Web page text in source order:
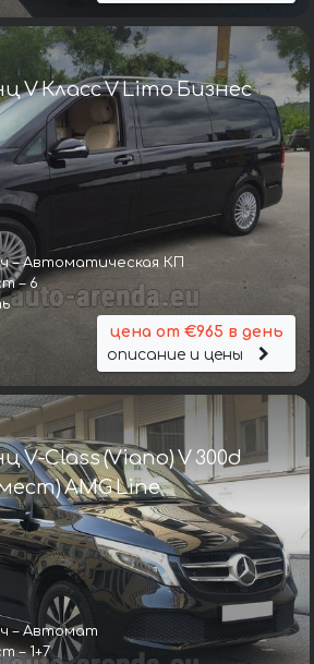
V Класс V Limo Бизнес
– Автоматическая КП
– 6
цена от €965 в день
описание и цены
V-Class (Viano) V 300d
AMG Line
– Автомат
– 1+7